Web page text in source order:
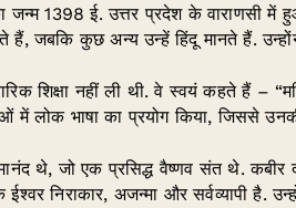
1398 ई. उत्तर प्रदेश के वाराणसी में
हैं, जबकि कुछ अन्य उन्हें हिंदू मानते हैं.
शिक्षा नहीं ली थी. वे स्वयं कहते हैं –
में लोक भाषा का प्रयोग किया, जिससे
थे, जो एक प्रसिद्ध वैष्णव संत थे. कबीर
ईश्वर निराकार, अजन्मा और सर्वव्यापी है.